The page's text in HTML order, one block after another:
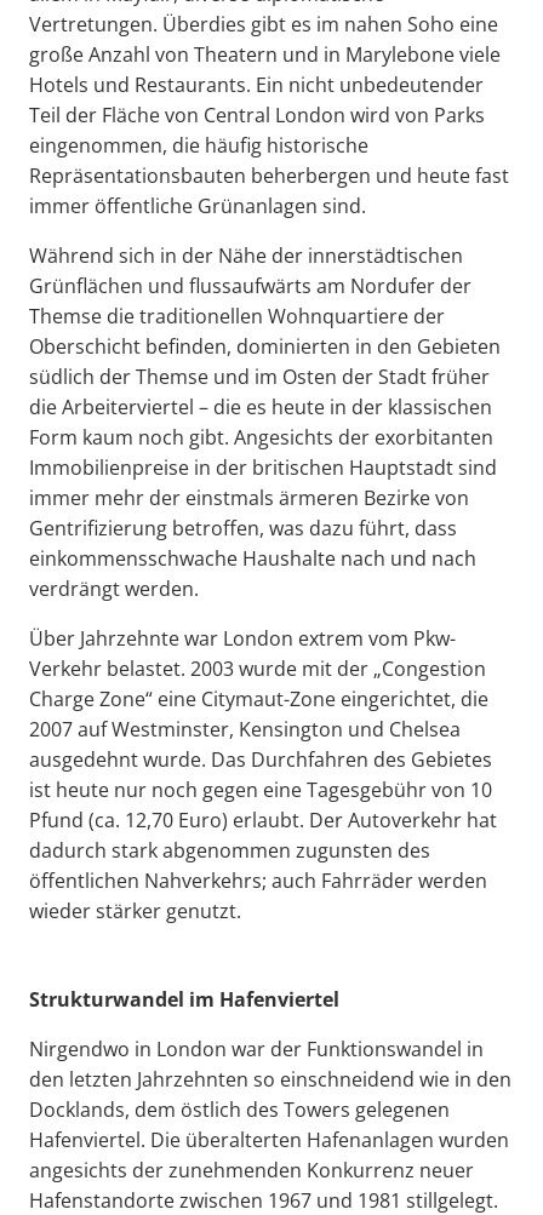
Vertretungen. Überdies gibt es im nahen Soho eine
große Anzahl von Theatern und in Marylebone viele
Hotels und Restaurants. Ein nicht unbedeutender
Teil der Fläche von Central London wird von Parks
eingenommen, die häufig historische
Repräsentationsbauten beherbergen und heute fast
immer öffentliche Grünanlagen sind.
Während sich in der Nähe der innerstädtischen
Grünflächen und flussaufwärts am Nordufer der
Themse die traditionellen Wohnquartiere der
Oberschicht befinden, dominierten in den Gebieten
südlich der Themse und im Osten der Stadt früher
die Arbeiterviertel – die es heute in der klassischen
Form kaum noch gibt. Angesichts der exorbitanten
Immobilienpreise in der britischen Hauptstadt sind
immer mehr der einstmals ärmeren Bezirke von
Gentrifizierung betroffen, was dazu führt, dass
einkommensschwache Haushalte nach und nach
verdrängt werden.
Über Jahrzehnte war London extrem vom Pkw-
Verkehr belastet. 2003 wurde mit der „Congestion
Charge Zone“ eine Citymaut-Zone eingerichtet, die
2007 auf Westminster, Kensington und Chelsea
ausgedehnt wurde. Das Durchfahren des Gebietes
ist heute nur noch gegen eine Tagesgebühr von 10
Pfund (ca. 12,70 Euro) erlaubt. Der Autoverkehr hat
dadurch stark abgenommen zugunsten des
öffentlichen Nahverkehrs; auch Fahrräder werden
wieder stärker genutzt.
Strukturwandel im Hafenviertel
Nirgendwo in London war der Funktionswandel in
den letzten Jahrzehnten so einschneidend wie in den
Docklands, dem östlich des Towers gelegenen
Hafenviertel. Die überalterten Hafenanlagen wurden
angesichts der zunehmenden Konkurrenz neuer
Hafenstandorte zwischen 1967 und 1981 stillgelegt.